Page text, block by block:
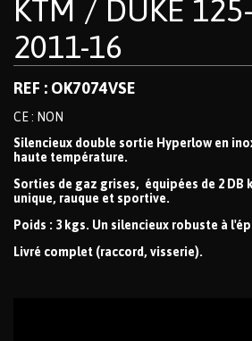
KTM / DUKE
2011-16
REF : OK7074VSE
CE : NON
Silencieux double sortie Hyperlow en
haute température.
Sorties de gaz grises, équipées de 2 DB
unique, rauque et sportive.
Poids : 3 kgs. Un silencieux robuste à
Livré complet (raccord, visserie).